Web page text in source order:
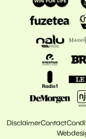
DisclaimerContact